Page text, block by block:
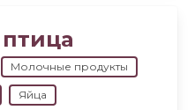
Молочные продукты
Яйца